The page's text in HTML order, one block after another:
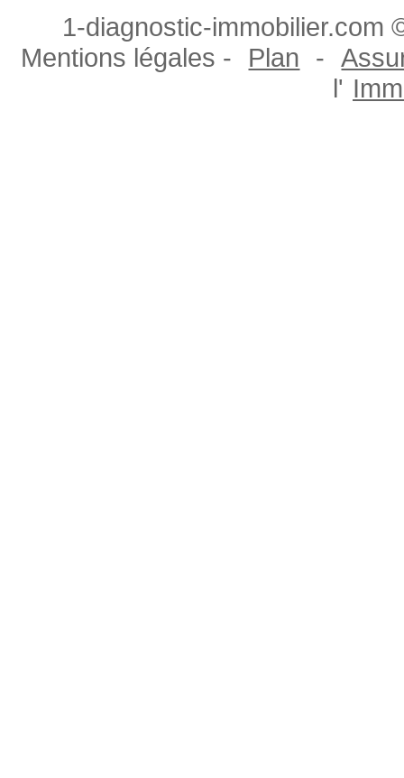
1-diagnostic-immobilier.com
Mentions légales -
Plan -
l'